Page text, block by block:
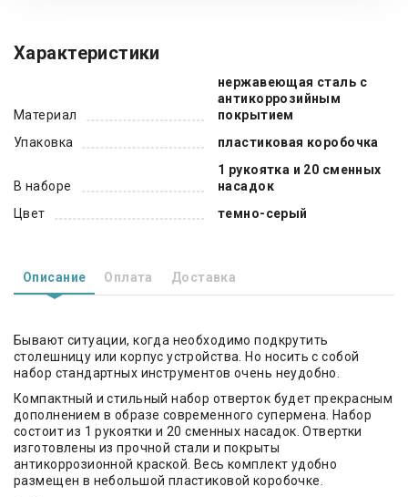
Характеристики
Материал
нержавеющая сталь с
антикоррозийным
покрытием
Упаковка
пластиковая коробочка
В наборе
1 рукоятка и 20 сменных
насадок
Цвет
темно-серый
Описание Оплата Доставка
Бывают ситуации, когда необходимо подкрутить
столешницу или корпус устройства. Но носить с собой
набор стандартных инструментов очень неудобно.
Компактный и стильный набор отверток будет прекрасным
дополнением в образе современного супермена. Набор
состоит из 1 рукоятки и 20 сменных насадок. Отвертки
изготовлены из прочной стали и покрыты
антикоррозионной краской. Весь комплект удобно
размещен в небольшой пластиковой коробочке.